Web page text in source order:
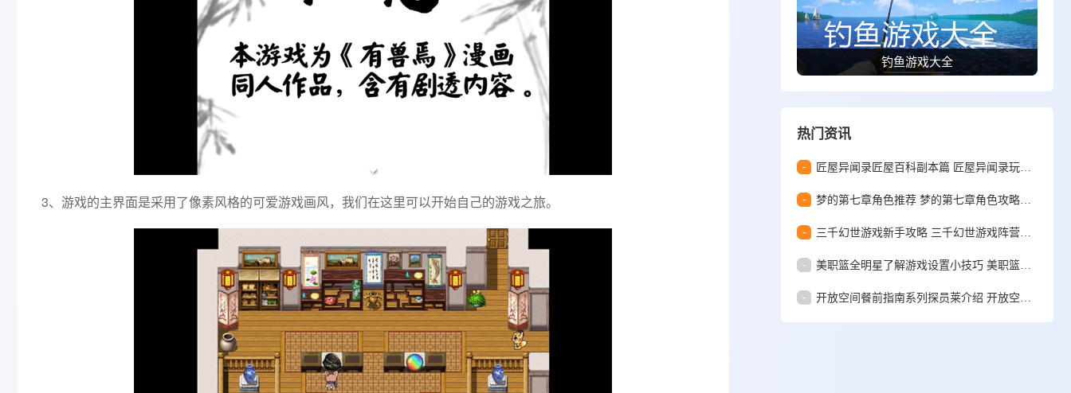
3、游戏的主界面是采用了像素风格的可爱游戏画风，我们在这里可以开始自己的游戏之旅。
钓鱼游戏大全
热门资讯
- 匠屋异闻录匠屋百科副本篇 匠屋异闻录玩法模式全解析
- 梦的第七章角色推荐 梦的第七章角色攻略介绍
- 三千幻世游戏新手攻略 三千幻世游戏阵营召唤指南
- 美职篮全明星了解游戏设置小技巧 美职篮全明星游戏设置介绍
- 开放空间餐前指南系列探员莱介绍 开放空间探员莱综合指南